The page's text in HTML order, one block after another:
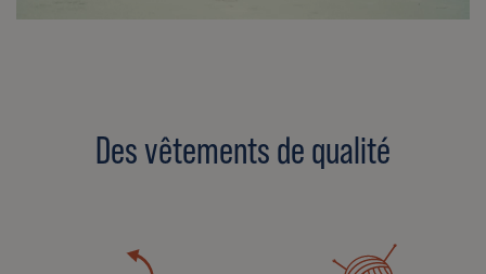
Des vêtements de qualité